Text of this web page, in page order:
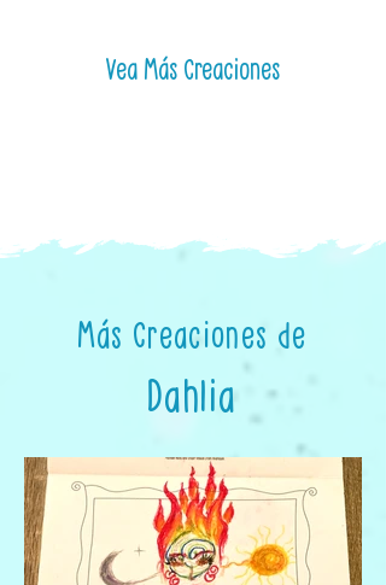
Vea Más Creaciones
Más Creaciones de
Dahlia